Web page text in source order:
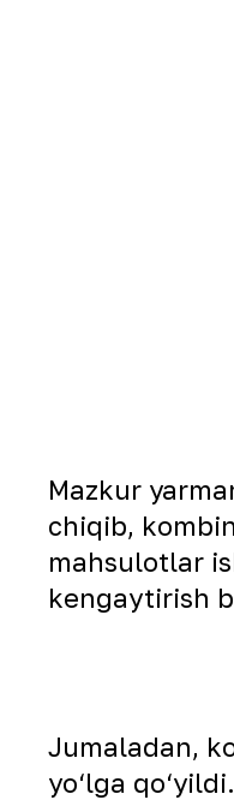
Mazkur
chiqib,
mahsulotlar
kengaytirish
Jumaladan,
yo‘lga